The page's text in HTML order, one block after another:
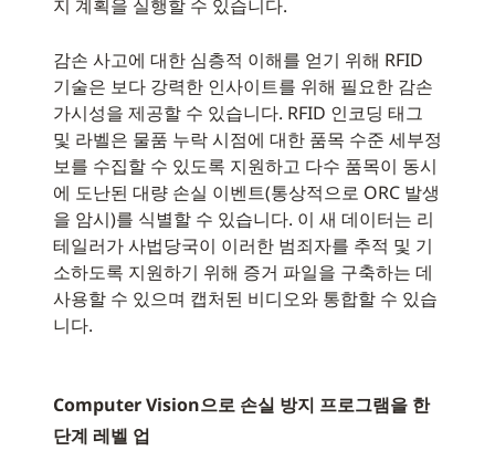
지 계획을 실행할 수 있습니다.
감손 사고에 대한 심층적 이해를 얻기 위해 RFID
기술은 보다 강력한 인사이트를 위해 필요한 감손
가시성을 제공할 수 있습니다. RFID 인코딩 태그
및 라벨은 물품 누락 시점에 대한 품목 수준 세부정
보를 수집할 수 있도록 지원하고 다수 품목이 동시
에 도난된 대량 손실 이벤트(통상적으로 ORC 발생
을 암시)를 식별할 수 있습니다. 이 새 데이터는 리
테일러가 사법당국이 이러한 범죄자를 추적 및 기
소하도록 지원하기 위해 증거 파일을 구축하는 데
사용할 수 있으며 캡처된 비디오와 통합할 수 있습
니다.
Computer Vision으로 손실 방지 프로그램을 한
단계 레벨 업